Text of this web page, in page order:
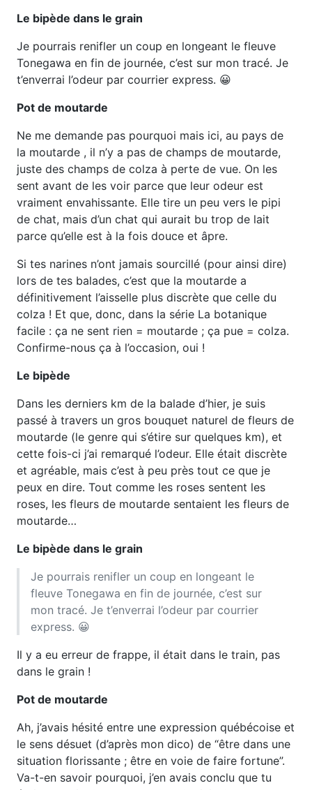
Le bipède dans le grain
Je pourrais renifler un coup en longeant le fleuve
Tonegawa en fin de journée, c’est sur mon tracé. Je
t’enverrai l’odeur par courrier express. 😀
Pot de moutarde
Ne me demande pas pourquoi mais ici, au pays de
la moutarde , il n’y a pas de champs de moutarde,
juste des champs de colza à perte de vue. On les
sent avant de les voir parce que leur odeur est
vraiment envahissante. Elle tire un peu vers le pipi
de chat, mais d’un chat qui aurait bu trop de lait
parce qu’elle est à la fois douce et âpre.
Si tes narines n’ont jamais sourcillé (pour ainsi dire)
lors de tes balades, c’est que la moutarde a
définitivement l’aisselle plus discrète que celle du
colza ! Et que, donc, dans la série La botanique
facile : ça ne sent rien = moutarde ; ça pue = colza.
Confirme-nous ça à l’occasion, oui !
Le bipède
Dans les derniers km de la balade d’hier, je suis
passé à travers un gros bouquet naturel de fleurs de
moutarde (le genre qui s’étire sur quelques km), et
cette fois-ci j’ai remarqué l’odeur. Elle était discrète
et agréable, mais c’est à peu près tout ce que je
peux en dire. Tout comme les roses sentent les
roses, les fleurs de moutarde sentaient les fleurs de
moutarde…
Le bipède dans le grain
Je pourrais renifler un coup en longeant le
fleuve Tonegawa en fin de journée, c’est sur
mon tracé. Je t’enverrai l’odeur par courrier
express. 😀
Il y a eu erreur de frappe, il était dans le train, pas
dans le grain !
Pot de moutarde
Ah, j’avais hésité entre une expression québécoise et
le sens désuet (d’après mon dico) de “être dans une
situation florissante ; être en voie de faire fortune”.
Va-t-en savoir pourquoi, j’en avais conclu que tu